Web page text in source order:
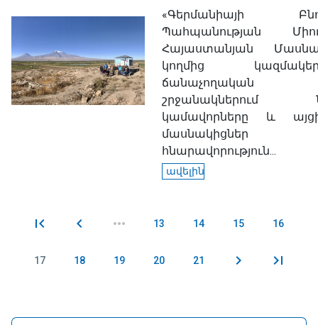
«Գերմանիայի
Պահպանության
Հայաստանյան
կողմից
ճանաչողական
շրջանակներում
կամավորները և
մասնակիցներ
հնարավորություն...
ավելին
Էջեր 13 14 15 16
17 18 19 20 21